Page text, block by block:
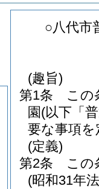
○八代市
(趣旨)
第1条
この
園(以下「
要な事項
(定義)
第2条
この
(昭和31年